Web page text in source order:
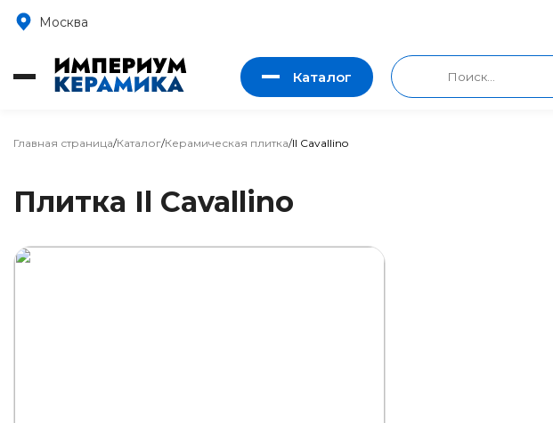
Москва
Каталог
Главная страница/Каталог/Керамическая плитка/Il Cavallino
Плитка Il Cavallino